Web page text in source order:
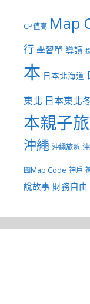
CP值高 Map
行 學習單 導讀
本 日本北海道
東北 日本東北
本親子
沖繩 沖繩旅遊
園Map Code 神戶
說故事 財務自由